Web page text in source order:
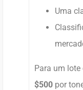
Uma
Para um
$500 por